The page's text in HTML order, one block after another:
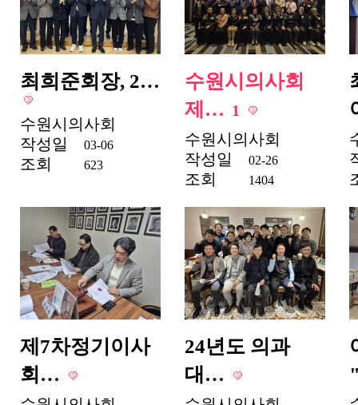
최희준회장, 2…
수원시의사회
작성일
03-06
조회 623
수원시의사회
제… 1
수원시의사회
작성일
02-26
조회 1404
제7차정기이사
회…
24년도 의과
대…